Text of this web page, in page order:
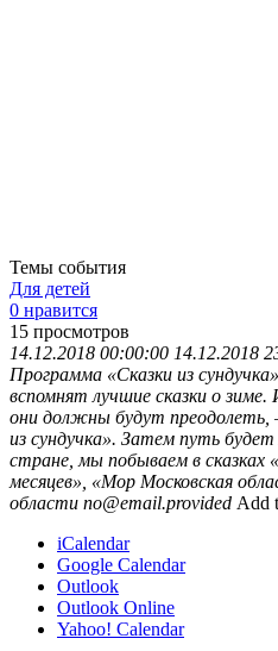
Темы события
Для детей
0 нравится
15 просмотров
14.12.2018 00:00:00 14.12.2018
Программа «Сказки из сундучка»
вспомнят лучшие сказки о
они должны будут преодолеть,
из сундучка». Затем путь
стране, мы побываем в сказках
месяцев», «Мор Московская
области no@email.provided Add
iCalendar
Google Calendar
Outlook
Outlook Online
Yahoo! Calendar